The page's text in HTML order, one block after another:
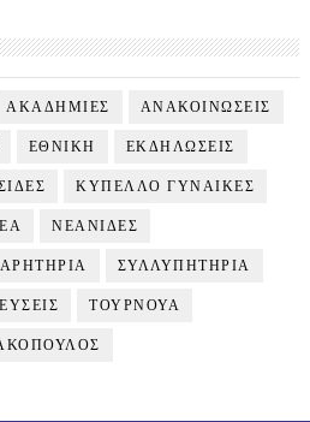
ΑΚΑΔΗΜΙΕΣ ΑΝΑΚΟΙΝΩΣΕΙΣ
ΕΘΝΙΚΗ ΕΚΔΗΛΩΣΕΙΣ
ΚΥΠΕΛΛΟ ΓΥΝΑΙΚΕΣ
ΝΕΑΝΙΔΕΣ
ΣΥΛΛΥΠΗΤΗΡΙΑ
ΤΟΥΡΝΟΥΑ